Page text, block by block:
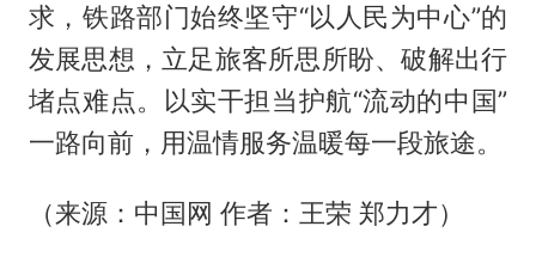
求，铁路部门始终坚守“以人民为中心”的
发展思想，立足旅客所思所盼、破解出行
堵点难点。以实干担当护航“流动的中国”
一路向前，用温情服务温暖每一段旅途。
（来源：中国网 作者：王荣 郑力才）